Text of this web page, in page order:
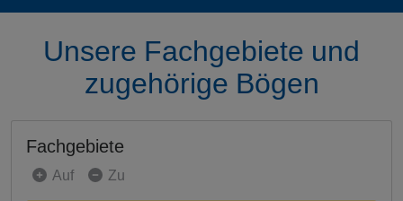
Unsere Fachgebiete und
zugehörige Bögen
Fachgebiete
Auf Zu